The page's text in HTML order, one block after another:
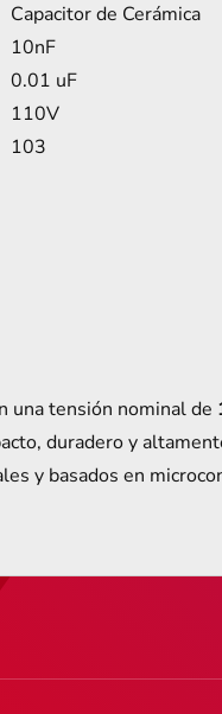
Capacitor de Cerámica
10nF
0.01 uF
110V
103
una tensión nominal de
duradero y
y basados en